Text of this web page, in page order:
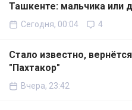
Ташкенте: мальчика или
Сегодня, 00:04 4
Стало известно,
"Пахтакор"
Вчера, 23:42